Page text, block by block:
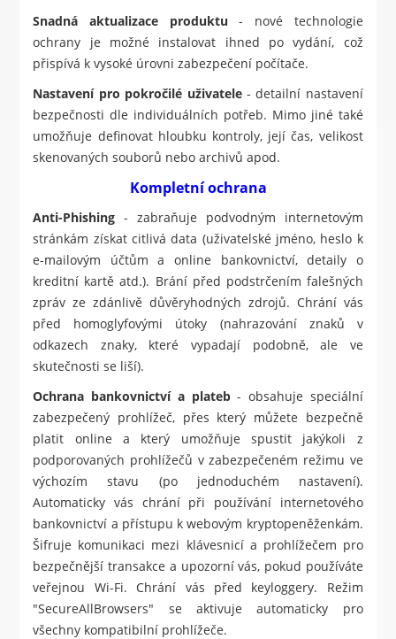
Snadná aktualizace produktu - nové technologie
ochrany je možné instalovat ihned po vydání, což
přispívá k vysoké úrovni zabezpečení počítače.
Nastavení pro pokročilé uživatele- detailní nastavení
bezpečnosti dle individuálních potřeb. Mimo jiné také
umožňuje definovat hloubku kontroly, její čas, velikost
skenovaných souborů nebo archivů apod.
Kompletní ochrana
Anti-Phishing - zabraňuje podvodným internetovým
stránkám získat citlivá data (uživatelské jméno, heslo k
e-mailovým účtům a online bankovnictví, detaily o
kreditní kartě atd.). Brání před podstrčením falešných
zpráv ze zdánlivě důvěryhodných zdrojů. Chrání vás
před homoglyfovými útoky (nahrazování znaků v
odkazech znaky, které vypadají podobně, ale ve
skutečnosti se liší).
Ochrana bankovnictví a plateb- obsahuje speciální
zabezpečený prohlížeč, přes který můžete bezpečně
platit online a který umožňuje spustit jakýkoli z
podporovaných prohlížečů v zabezpečeném režimu ve
výchozím stavu (po jednoduchém nastavení).
Automaticky vás chrání při používání internetového
bankovnictví a přístupu k webovým kryptopeněženkám.
Šifruje komunikaci mezi klávesnicí a prohlížečem pro
bezpečnější transakce a upozorní vás, pokud používáte
veřejnou Wi-Fi. Chrání vás před keyloggery. Režim
"SecureAllBrowsers" se aktivuje automaticky pro
všechny kompatibilní prohlížeče.